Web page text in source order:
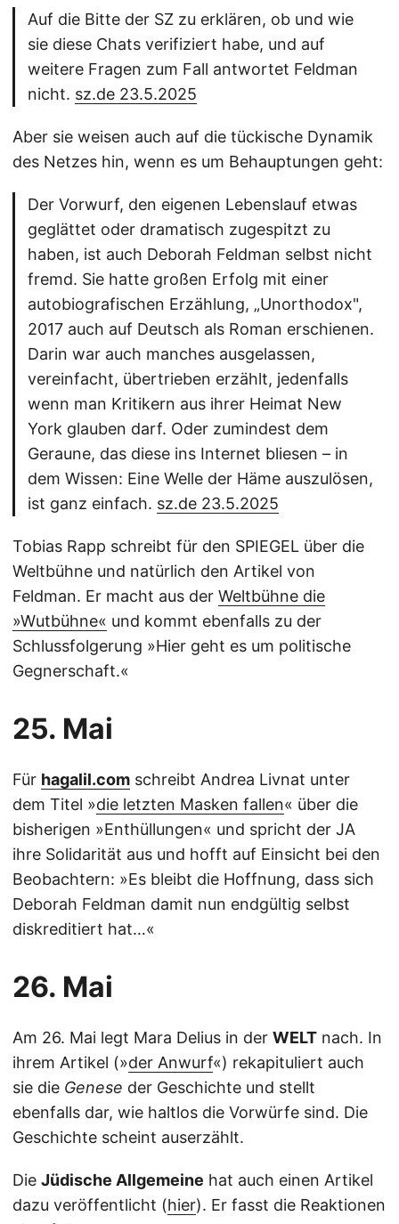
Auf die Bitte der SZ zu erklären, ob und wie
sie diese Chats verifiziert habe, und auf
weitere Fragen zum Fall antwortet Feldman
nicht. sz.de 23.5.2025
Aber sie weisen auch auf die tückische Dynamik
des Netzes hin, wenn es um Behauptungen geht:
Der Vorwurf, den eigenen Lebenslauf etwas
geglättet oder dramatisch zugespitzt zu
haben, ist auch Deborah Feldman selbst nicht
fremd. Sie hatte großen Erfolg mit einer
autobiografischen Erzählung, „Unorthodox",
2017 auch auf Deutsch als Roman erschienen.
Darin war auch manches ausgelassen,
vereinfacht, übertrieben erzählt, jedenfalls
wenn man Kritikern aus ihrer Heimat New
York glauben darf. Oder zumindest dem
Geraune, das diese ins Internet bliesen – in
dem Wissen: Eine Welle der Häme auszulösen,
ist ganz einfach. sz.de 23.5.2025
Tobias Rapp schreibt für den SPIEGEL über die
Weltbühne und natürlich den Artikel von
Feldman. Er macht aus der Weltbühne die
»Wutbühne« und kommt ebenfalls zu der
Schlussfolgerung »Hier geht es um politische
Gegnerschaft.«
25. Mai
Für hagalil.com schreibt Andrea Livnat unter
dem Titel »die letzten Masken fallen« über die
bisherigen »Enthüllungen« und spricht der JA
ihre Solidarität aus und hofft auf Einsicht bei den
Beobachtern: »Es bleibt die Hoffnung, dass sich
Deborah Feldman damit nun endgültig selbst
diskreditiert hat…«
26. Mai
Am 26. Mai legt Mara Delius in der WELT nach. In
ihrem Artikel (»der Anwurf«) rekapituliert auch
sie die Genese der Geschichte und stellt
ebenfalls dar, wie haltlos die Vorwürfe sind. Die
Geschichte scheint auserzählt.
Die Jüdische Allgemeine hat auch einen Artikel
dazu veröffentlicht (hier). Er fasst die Reaktionen